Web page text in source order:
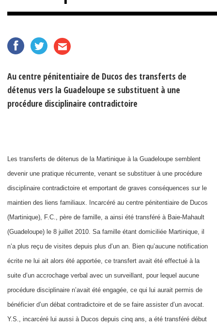
Au centre pénitentiaire de Ducos des transferts de
détenus vers la Guadeloupe se substituent à une
procédure disciplinaire contradictoire
Les transferts de détenus de la Martinique à la Guadeloupe semblent
devenir une pratique récurrente, venant se substituer à une procédure
disciplinaire contradictoire et emportant de graves conséquences sur le
maintien des liens familiaux. Incarcéré au centre pénitentiaire de Ducos
(Martinique), F.C., père de famille, a ainsi été transféré à Baie-Mahault
(Guadeloupe) le 8 juillet 2010. Sa famille étant domiciliée Martinique, il
n’a plus reçu de visites depuis plus d’un an. Bien qu’aucune notification
écrite ne lui ait alors été apportée, ce transfert avait été effectué à la
suite d’un accrochage verbal avec un surveillant, pour lequel aucune
procédure disciplinaire n’avait été engagée, ce qui lui aurait permis de
bénéficier d’un débat contradictoire et de se faire assister d’un avocat.
Y.S., incarcéré lui aussi à Ducos depuis cinq ans, a été transféré début